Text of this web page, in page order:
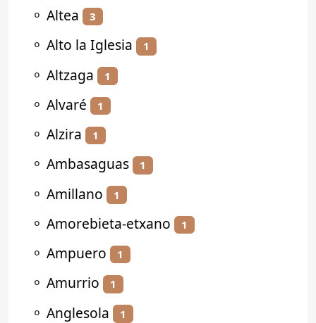
⚬ Altea 3
⚬ Alto la Iglesia 1
⚬ Altzaga 1
⚬ Alvaré 1
⚬ Alzira 1
⚬ Ambasaguas 1
⚬ Amillano 1
⚬ Amorebieta-etxano 1
⚬ Ampuero 1
⚬ Amurrio 1
⚬ Anglesola 1